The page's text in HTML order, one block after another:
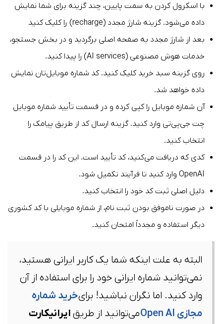
با اسکرول کردن به سمت پایین، چند گزینه برای شما نمایش
داده می‌شود. گزینه شارژ مجدد (recharge) را کلیک کنید
بعد از شارژ مجدد به صفحه اصلی برگردید و در بخش جستجو،
خدمات هوش مصنوعی (AI services) را پیدا کنید.
روی گزینه سبد خرید کلیک کنید. کد شماره موبایل‌تان نمایش
داده خواهد شد.
آن شماره موبایل را کپی کرده و در قسمت تأیید شماره موبایل
چت جی‌پی‌تی وارد کنید. گزینه ارسال کد از طریق پیامک را
انتخاب کنید.
کدی که دریافت می‌کنید، کد تأیید است. این کد را در قسمت
OpenAI وارد کنید تا فرآیند تکمیل شود.
دلیل اصلی ثبت کد خود را انتخاب کنید.
در صورت ناموفق بودن ثبت نام، از شماره موبایلی با کد کشوری
دیگر استفاده و مجدداً امتحان کنید.
البته به علت اینکه شما یک کاربر ایرانی هستید،
نمی‌توانید شماره ایرانی خود را برای استفاده از آن
وارد کنید. اما نگران نباشید! برایخرید شماره
مجازی Open AI
می‌توانید از طریقایرانیکارت